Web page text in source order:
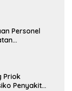
Personel
Priok
Penyakit